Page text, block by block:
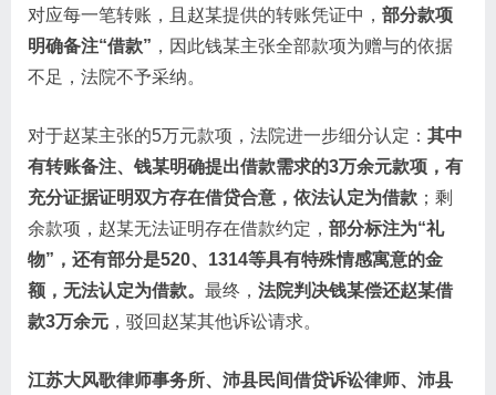
对应每一笔转账，且赵某提供的转账凭证中， 部分款项
明确备注“借款” ，因此钱某主张全部款项为赠与的依据
不足，法院不予采纳。
对于赵某主张的5万元款项，法院进一步细分认定： 其中
有转账备注、钱某明确提出借款需求的3万余元款项，有
充分证据证明双方存在借贷合意，依法认定为借款 ；剩
余款项，赵某无法证明存在借款约定， 部分标注为“礼
物”，还有部分是520、1314等具有特殊情感寓意的金
额，无法认定为借款。 最终， 法院判决钱某偿还赵某借
款3万余元 ，驳回赵某其他诉讼请求。
江苏大风歌律师事务所、沛县民间借贷诉讼律师、沛县